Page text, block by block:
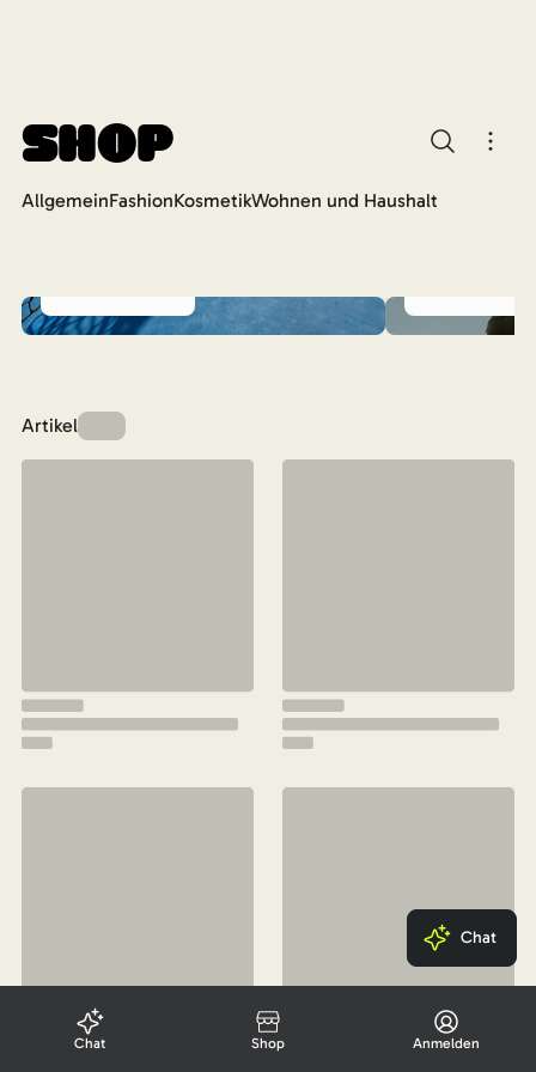
Shop
AllgemeinFashionKosmetikWohnen und Haushalt
Artikel
Chat Shop Anmelden
Chat